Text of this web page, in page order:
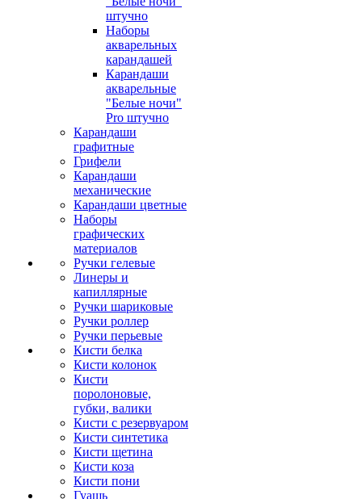
штучно
Наборы
акварельных
карандашей
Карандаши
акварельные
"Белые ночи"
Pro штучно
Карандаши
графитные
Грифели
Карандаши
механические
Карандаши цветные
Наборы
графических
материалов
Ручки гелевые
Линеры и
капиллярные
Ручки шариковые
Ручки роллер
Ручки перьевые
Кисти белка
Кисти колонок
Кисти
поролоновые,
губки, валики
Кисти с резервуаром
Кисти синтетика
Кисти щетина
Кисти коза
Кисти пони
Гуашь